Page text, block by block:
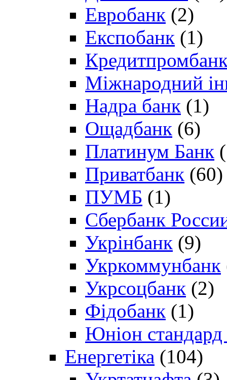
Евробанк (2)
Експобанк (1)
Міжнародний
Надра банк (1)
Ощадбанк (6)
Платинум Банк
Приватбанк (60)
ПУМБ (1)
Сбербанк
Укрінбанк (9)
Укркоммунбанк
Укрсоцбанк (2)
Фідобанк (1)
Юніон стандард
Енергетіка (104)